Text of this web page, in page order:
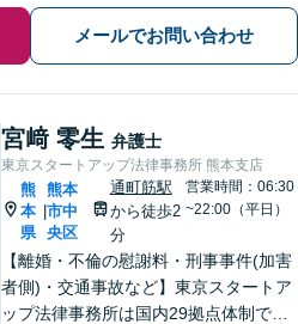
メールでお問い合わせ
宮﨑 零生 弁護士
東京スタートアップ法律事務所 熊本支店
熊
本
県
熊本
市中
央区
通町筋駅
から徒歩2
分
営業時間：06:30
~22:00（平日）
【離婚・不倫の慰謝料・刑事事件(加害
者側)・交通事故など】東京スタートア
ップ法律事務所は国内29拠点体制で全